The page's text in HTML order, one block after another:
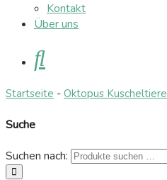
Kontakt
Über uns
Suche
Startseite - Oktopus Kuscheltiere
Suche
Suchen nach:
suchen